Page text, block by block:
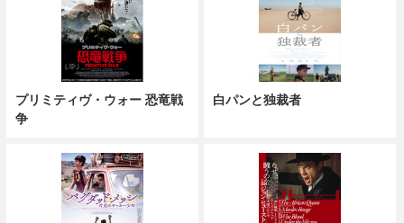
プリミティヴ・ウォー 恐竜戦
争
白パンと独裁者